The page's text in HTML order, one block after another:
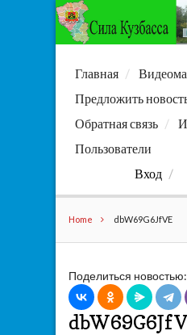
Главная
Предложить
Обратная связь
Пользователи
Вход
Home dbW69G6JfVE
Поделиться новостью: